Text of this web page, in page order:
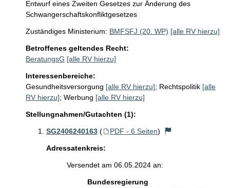
Entwurf eines Zweiten Gesetzes zur Änderung des
Schwangerschaftskonfliktgesetzes
Zuständiges Ministerium: BMFSFJ (20. WP) [alle RV hierzu]
Betroffenes geltendes Recht:
BeratungsG [alle RV hierzu]
Interessenbereiche:
Gesundheitsversorgung [alle RV hierzu]; Rechtspolitik [alle
RV hierzu]; Werbung [alle RV hierzu]
Stellungnahmen/Gutachten (1):
SG2406240163 ( PDF - 6 Seiten)
Adressatenkreis:
Versendet am 06.05.2024 an:
Bundesregierung